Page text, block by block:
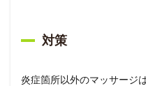
対策
炎症箇所以外のマッサージ